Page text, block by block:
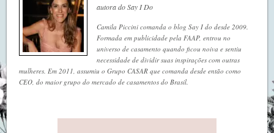
autora do Say I Do
Camila Piccini comanda o blog Say I do desde 2009.
Formada em publicidade pela FAAP, entrou no
universo de casamento quando ficou noiva e sentiu
necessidade de dividir suas inspirações com outras
mulheres. Em 2011, assumiu o Grupo CASAR que comanda desde então como
CEO, do maior grupo do mercado de casamentos do Brasil.